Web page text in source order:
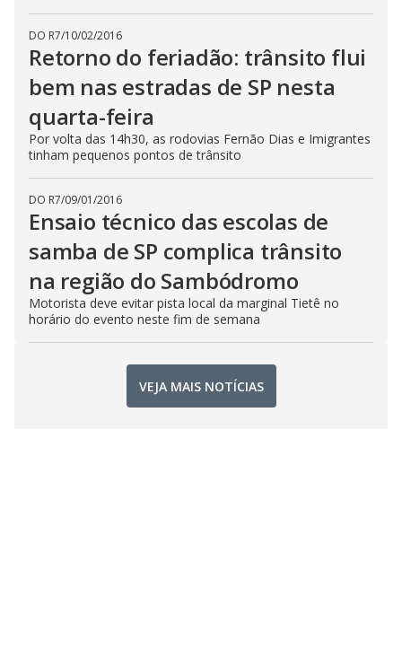
DO R7/10/02/2016
Retorno do feriadão: trânsito flui
bem nas estradas de SP nesta
quarta-feira
Por volta das 14h30, as rodovias Fernão Dias e Imigrantes
tinham pequenos pontos de trânsito
DO R7/09/01/2016
Ensaio técnico das escolas de
samba de SP complica trânsito
na região do Sambódromo
Motorista deve evitar pista local da marginal Tietê no
horário do evento neste fim de semana
VEJA MAIS NOTÍCIAS